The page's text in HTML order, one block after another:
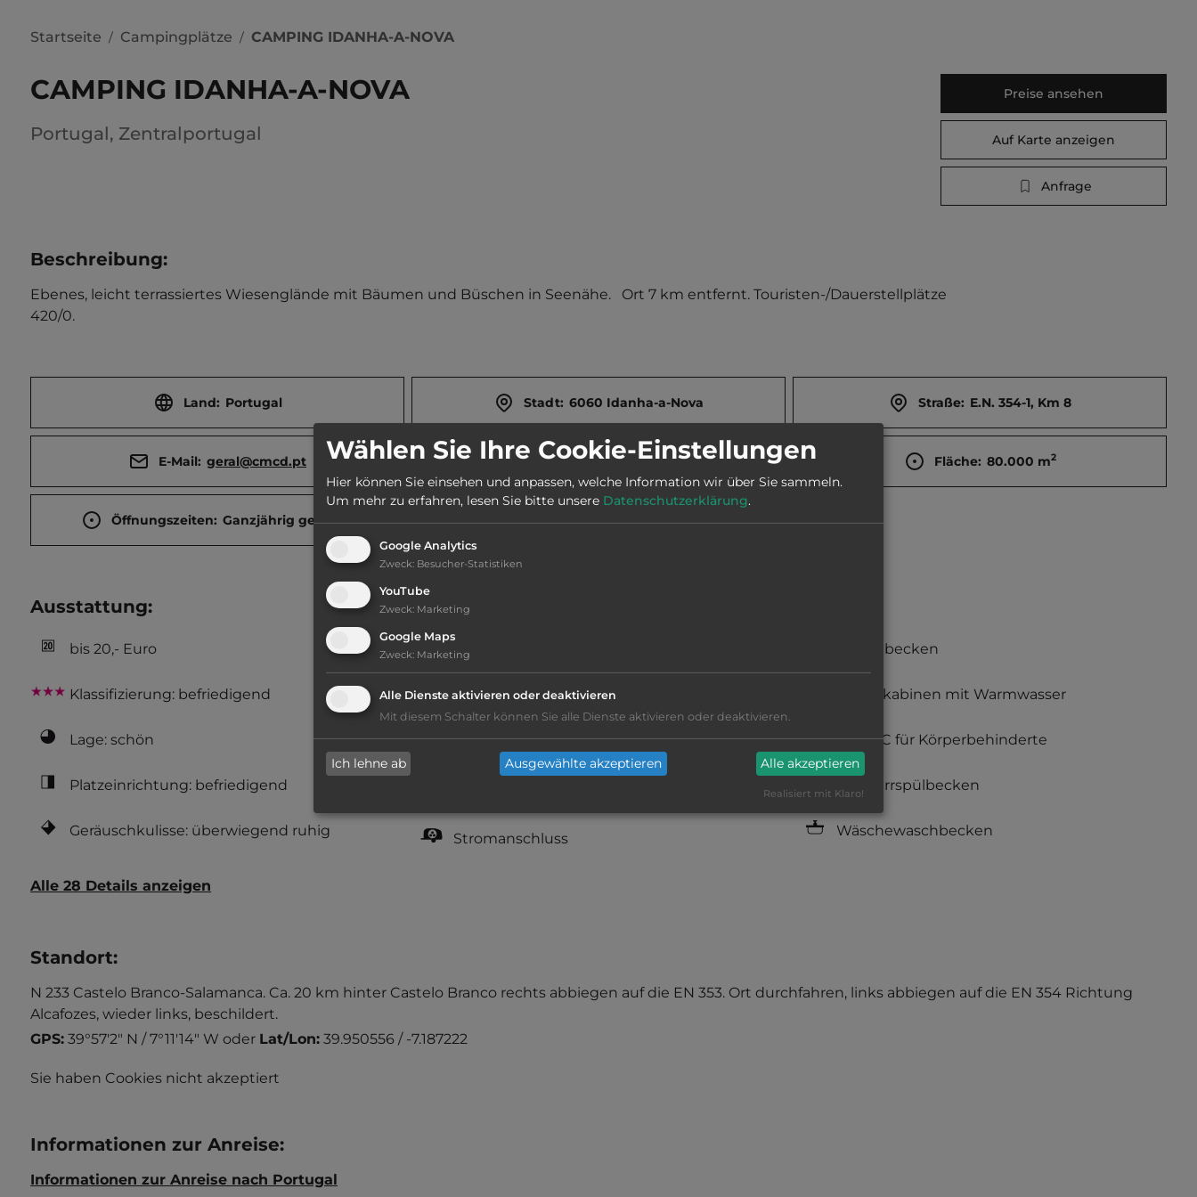
Startseite / Campingplätze / CAMPING IDANHA-A-NOVA
CAMPING IDANHA-A-NOVA
Portugal, Zentralportugal
Preise ansehen
Auf Karte anzeigen
Anfrage
Beschreibung:
Ebenes, leicht terrassiertes Wiesenglände mit Bäumen und Büschen in Seenähe.   Ort 7 km entfernt. Touristen-/Dauerstellplätze
420/0.
Land: Portugal Stadt: 6060 Idanha-a-Nova Straße: E.N. 354-1, Km 8
E-Mail: geral@cmcd.pt Webseite: cmcd.pt Fläche: 80.000 m2
Öffnungszeiten: Ganzjährig geöffnet Telefon: 00351 277 201029
Ausstattung:
bis 20,- Euro
Klassifizierung: befriedigend
Lage: schön
Platzeinrichtung: befriedigend
Geräuschkulisse: überwiegend ruhig
Hygiene: befriedigend
Service: befriedigend, einige
Annehmlichkeiten fehlen
Stromanschluss
Waschbecken
Duschkabinen mit Warmwasser
nur WC für Körperbehinderte
Geschirrspülbecken
Wäschewaschbecken
Alle 28 Details anzeigen
Standort:
N 233 Castelo Branco-Salamanca. Ca. 20 km hinter Castelo Branco rechts abbiegen auf die EN 353. Ort durchfahren, links abbiegen auf die EN 354 Richtung
Alcafozes, wieder links, beschildert.
GPS: 39°57'2" N / 7°11'14" W oder Lat/Lon: 39.950556 / -7.187222
Sie haben Cookies nicht akzeptiert
Informationen zur Anreise:
Informationen zur Anreise nach Portugal
Wählen Sie Ihre Cookie-Einstellungen
Hier können Sie einsehen und anpassen, welche Information wir über Sie sammeln.
Um mehr zu erfahren, lesen Sie bitte unsere Datenschutzerklärung.
Google Analytics
Zweck: Besucher-Statistiken
YouTube
Zweck: Marketing
Google Maps
Zweck: Marketing
Alle Dienste aktivieren oder deaktivieren
Mit diesem Schalter können Sie alle Dienste aktivieren oder deaktivieren.
Ich lehne ab Ausgewählte akzeptieren Alle akzeptieren
Realisiert mit Klaro!